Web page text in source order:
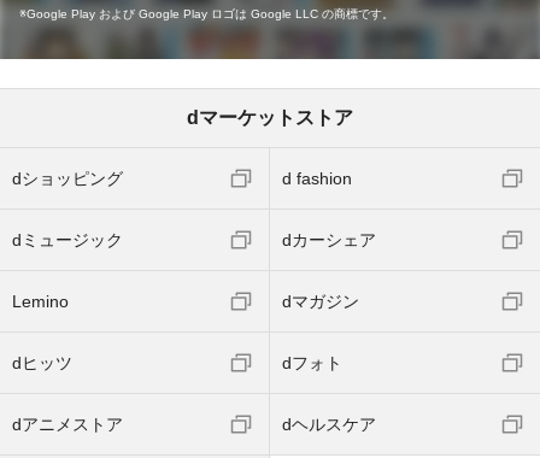
Google Play および Google Play ロゴは Google LLC の商標です。
dマーケットストア
dショッピング d fashion
dミュージック dカーシェア
Lemino dマガジン
dヒッツ dフォト
dアニメストア dヘルスケア